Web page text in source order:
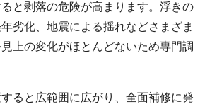
と剥落の危険が高まります。浮きの
劣化、地震による揺れなどさまざま
上の変化がほとんどないため専門調
ると広範囲に広がり、全面補修に発